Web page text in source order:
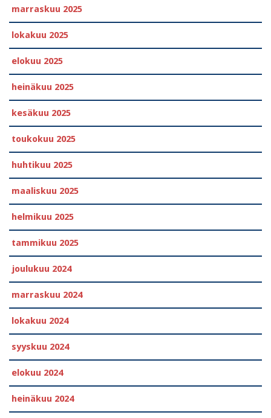
marraskuu 2025
lokakuu 2025
elokuu 2025
heinäkuu 2025
kesäkuu 2025
toukokuu 2025
huhtikuu 2025
maaliskuu 2025
helmikuu 2025
tammikuu 2025
joulukuu 2024
marraskuu 2024
lokakuu 2024
syyskuu 2024
elokuu 2024
heinäkuu 2024